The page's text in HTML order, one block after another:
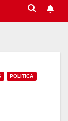
POLITICA